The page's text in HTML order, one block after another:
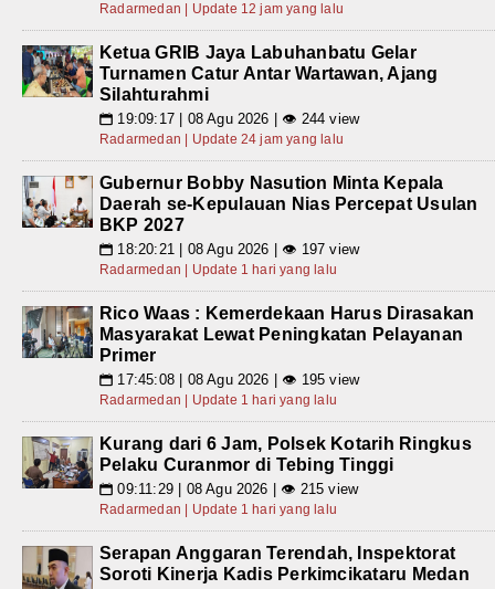
Radarmedan | Update 12 jam yang lalu
Ketua GRIB Jaya Labuhanbatu Gelar
Turnamen Catur Antar Wartawan, Ajang
Silahturahmi
📅 19:09:17 | 08 Agu 2026 | 👁 244 view
Radarmedan | Update 24 jam yang lalu
Gubernur Bobby Nasution Minta Kepala
Daerah se-Kepulauan Nias Percepat Usulan
BKP 2027
📅 18:20:21 | 08 Agu 2026 | 👁 197 view
Radarmedan | Update 1 hari yang lalu
Rico Waas : Kemerdekaan Harus Dirasakan
Masyarakat Lewat Peningkatan Pelayanan
Primer
📅 17:45:08 | 08 Agu 2026 | 👁 195 view
Radarmedan | Update 1 hari yang lalu
Kurang dari 6 Jam, Polsek Kotarih Ringkus
Pelaku Curanmor di Tebing Tinggi
📅 09:11:29 | 08 Agu 2026 | 👁 215 view
Radarmedan | Update 1 hari yang lalu
Serapan Anggaran Terendah, Inspektorat
Soroti Kinerja Kadis Perkimcikataru Medan